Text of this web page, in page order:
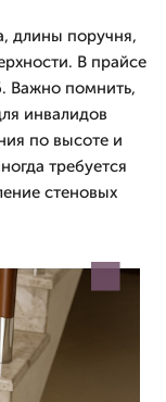
длины поручня,
В прайсе
Важно помнить,
инвалидов
по высоте и
требуется
стеновых